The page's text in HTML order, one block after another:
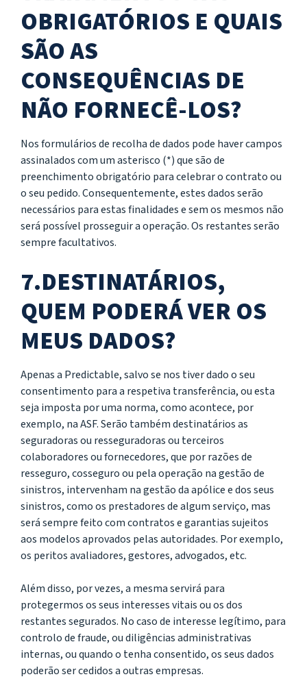
OBRIGATÓRIOS E QUAIS
SÃO AS
CONSEQUÊNCIAS DE
NÃO FORNECÊ-LOS?
Nos formulários de recolha de dados pode haver campos
assinalados com um asterisco (*) que são de
preenchimento obrigatório para celebrar o contrato ou
o seu pedido. Consequentemente, estes dados serão
necessários para estas finalidades e sem os mesmos não
será possível prosseguir a operação. Os restantes serão
sempre facultativos.
7.DESTINATÁRIOS,
QUEM PODERÁ VER OS
MEUS DADOS?
Apenas a Predictable, salvo se nos tiver dado o seu
consentimento para a respetiva transferência, ou esta
seja imposta por uma norma, como acontece, por
exemplo, na ASF. Serão também destinatários as
seguradoras ou resseguradoras ou terceiros
colaboradores ou fornecedores, que por razões de
resseguro, cosseguro ou pela operação na gestão de
sinistros, intervenham na gestão da apólice e dos seus
sinistros, como os prestadores de algum serviço, mas
será sempre feito com contratos e garantias sujeitos
aos modelos aprovados pelas autoridades. Por exemplo,
os peritos avaliadores, gestores, advogados, etc.
Além disso, por vezes, a mesma servirá para
protegermos os seus interesses vitais ou os dos
restantes segurados. No caso de interesse legítimo, para
controlo de fraude, ou diligências administrativas
internas, ou quando o tenha consentido, os seus dados
poderão ser cedidos a outras empresas.